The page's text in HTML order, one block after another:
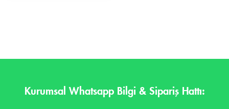
Kurumsal Whatsapp Bilgi & Sipariş Hattı: